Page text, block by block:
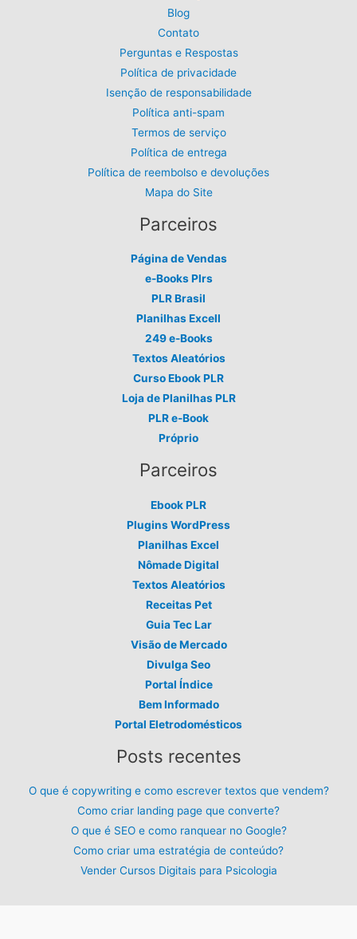
Blog
Contato
Perguntas e Respostas
Política de privacidade
Isenção de responsabilidade
Política anti-spam
Termos de serviço
Política de entrega
Política de reembolso e devoluções
Mapa do Site
Parceiros
Página de Vendas
e-Books Plrs
PLR Brasil
Planilhas Excell
249 e-Books
Textos Aleatórios
Curso Ebook PLR
Loja de Planilhas PLR
PLR e-Book
Próprio
Parceiros
Ebook PLR
Plugins WordPress
Planilhas Excel
Nômade Digital
Textos Aleatórios
Receitas Pet
Guia Tec Lar
Visão de Mercado
Divulga Seo
Portal Índice
Bem Informado
Portal Eletrodomésticos
Posts recentes
O que é copywriting e como escrever textos que vendem?
Como criar landing page que converte?
O que é SEO e como ranquear no Google?
Como criar uma estratégia de conteúdo?
Vender Cursos Digitais para Psicologia